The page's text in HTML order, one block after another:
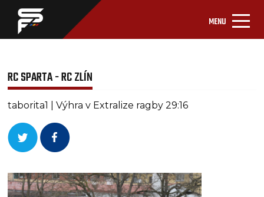
MENU
RC SPARTA - RC ZLÍN
taborita1 | Výhra v Extralize ragby 29:16